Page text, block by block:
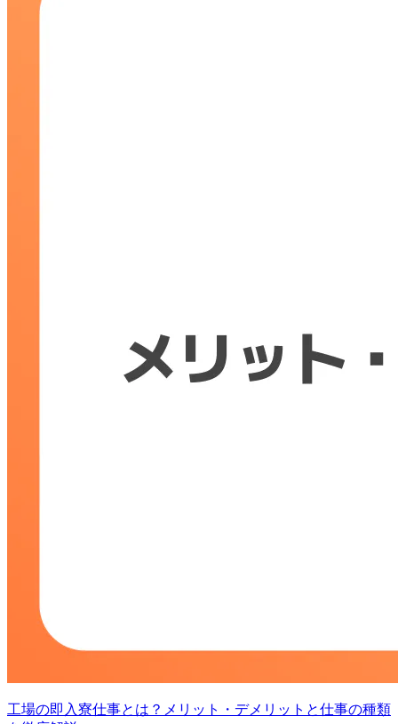
工場の即入寮仕事とは？メリット・デメリットと仕事の種類